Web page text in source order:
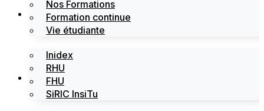
Nos Formations
Formation continue
Vie étudiante
Labels
Inidex
RHU
FHU
SiRIC InsiTu
Les plateformes